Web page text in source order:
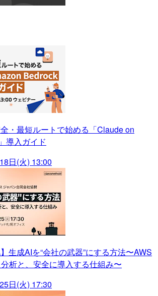
全・最短ルートで始める「Claude on
導入ガイド
日(火) 13:00
生成AIを“会社の武器”にする方法〜AWS
析と、安全に導入する仕組み〜
日(火) 17:30